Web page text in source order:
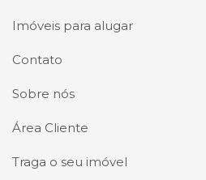
Imóveis para alugar
Contato
Sobre nós
Área Cliente
Traga o seu imóvel